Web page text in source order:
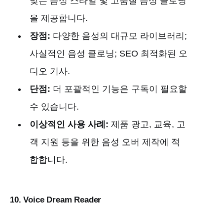
을 제공합니다.
장점: 다양한 음성의 대규모 라이브러리;
사실적인 음성 클로닝; SEO 최적화된 오
디오 기사.
단점: 더 포괄적인 기능은 구독이 필요할
수 있습니다.
이상적인 사용 사례: 제품 광고, 교육, 고
객 지원 등을 위한 음성 오버 제작에 적
합합니다.
10. Voice Dream Reader